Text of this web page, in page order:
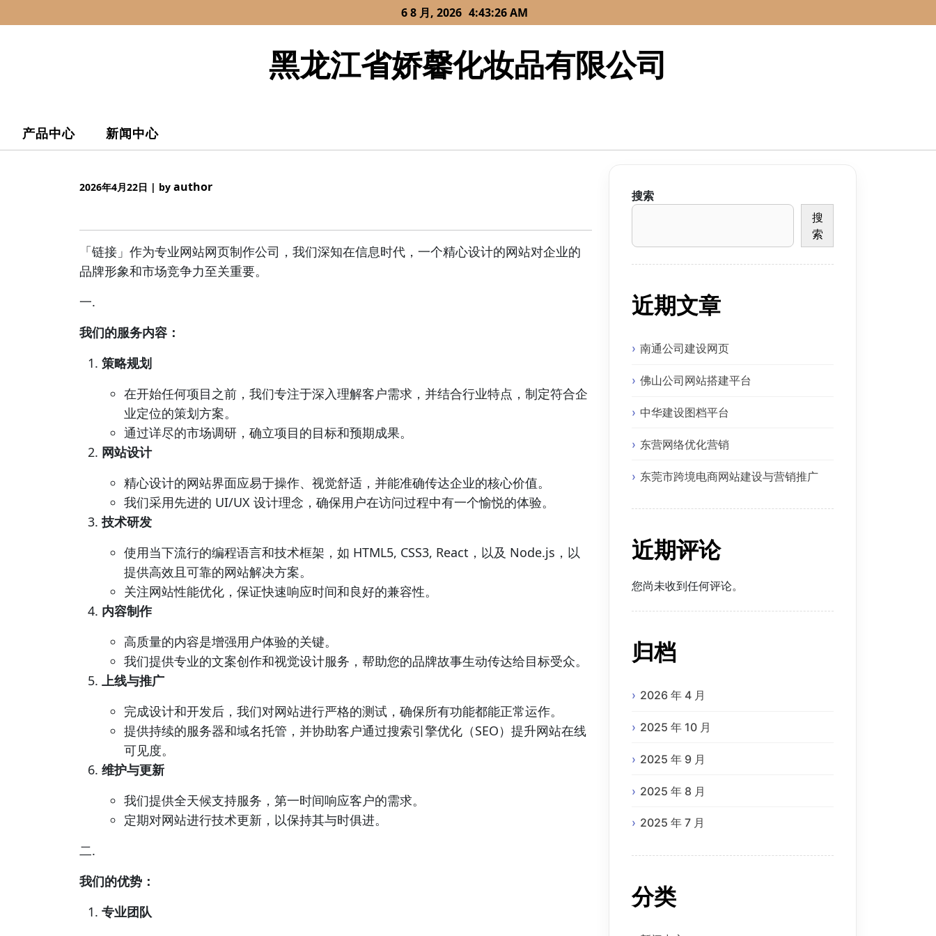
to
6 8 月, 2026 4:43:26 AM
黑龙江省娇馨化妆品有限公司
产品中心 新闻中心
2026年4月22日 | by author
「链接」作为专业网站网页制作公司，我们深知在信息时代，一个精心设计的网站对企业的
品牌形象和市场竞争力至关重要。
一.
我们的服务内容：
策略规划
在开始任何项目之前，我们专注于深入理解客户需求，并结合行业特点，制定符合企
业定位的策划方案。
通过详尽的市场调研，确立项目的目标和预期成果。
网站设计
精心设计的网站界面应易于操作、视觉舒适，并能准确传达企业的核心价值。
我们采用先进的 UI/UX 设计理念，确保用户在访问过程中有一个愉悦的体验。
技术研发
使用当下流行的编程语言和技术框架，如 HTML5, CSS3, React，以及 Node.js，以
提供高效且可靠的网站解决方案。
关注网站性能优化，保证快速响应时间和良好的兼容性。
内容制作
高质量的内容是增强用户体验的关键。
我们提供专业的文案创作和视觉设计服务，帮助您的品牌故事生动传达给目标受众。
上线与推广
完成设计和开发后，我们对网站进行严格的测试，确保所有功能都能正常运作。
提供持续的服务器和域名托管，并协助客户通过搜索引擎优化（SEO）提升网站在线
可见度。
维护与更新
我们提供全天候支持服务，第一时间响应客户的需求。
定期对网站进行技术更新，以保持其与时俱进。
二.
我们的优势：
专业团队
搜索
搜
索
近期文章
南通公司建设网页
佛山公司网站搭建平台
中华建设图档平台
东营网络优化营销
东莞市跨境电商网站建设与营销推广
近期评论
您尚未收到任何评论。
归档
2026 年 4 月
2025 年 10 月
2025 年 9 月
2025 年 8 月
2025 年 7 月
分类